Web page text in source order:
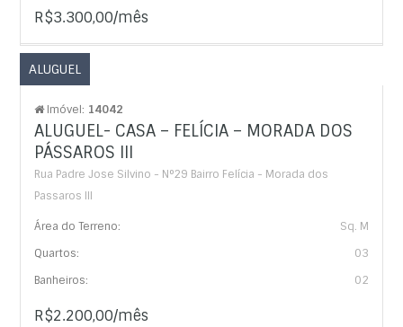
R$3.300,00/mês
ALUGUEL
Imóvel: 14042
ALUGUEL- CASA – FELÍCIA – MORADA DOS
PÁSSAROS III
Rua Padre Jose Silvino - N°29 Bairro Felícia - Morada dos
Passaros III
Área do Terreno:
Sq. M
Quartos:
03
Banheiros:
02
R$2.200,00/mês